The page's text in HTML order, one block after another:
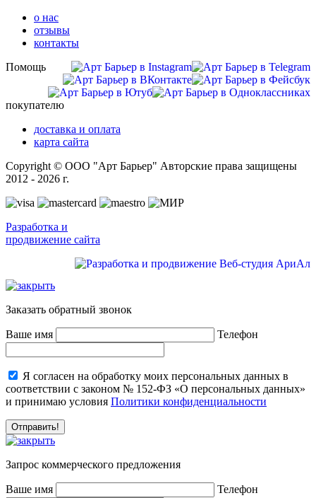
о нас
отзывы
контакты
Помощь
покупателю
доставка и оплата
карта сайта
Copyright © ООО "Арт Барьер" Авторские права защищены
2012 - 2026 г.
Разработка и
продвижение сайта
Заказать обратный звонок
Ваше имя Телефон
Я согласен на обработку моих персональных данных в
соответствии с законом № 152-ФЗ «О персональных данных»
и принимаю условия Политики конфиденциальности
Запрос коммерческого предложения
Ваше имя
Телефон